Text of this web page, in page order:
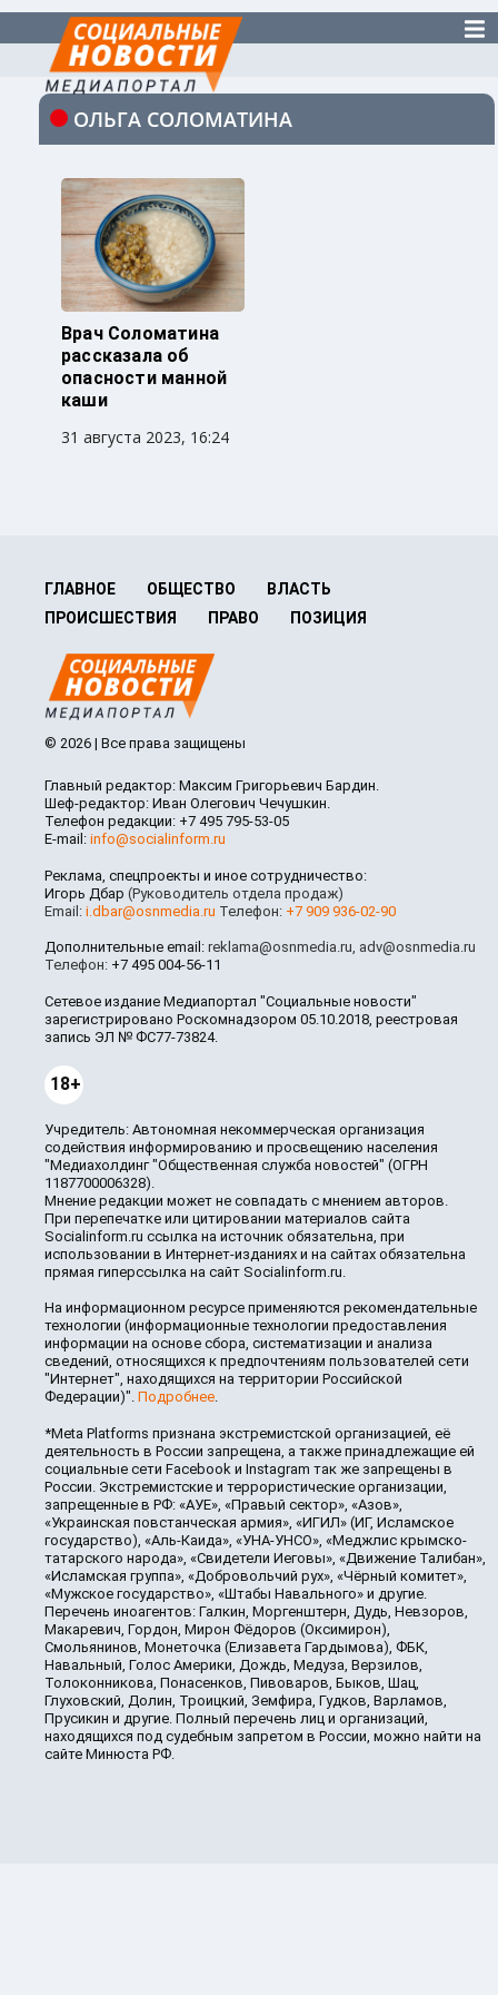
ОЛЬГА СОЛОМАТИНА
Врач Соломатина
рассказала об
опасности манной
каши
31 августа 2023, 16:24
ГЛАВНОЕ ОБЩЕСТВО
ВЛАСТЬ
ПРОИСШЕСТВИЯ
ПРАВО ПОЗИЦИЯ
© 2026 | Все права защищены
Главный редактор: Максим Григорьевич Бардин.
Шеф-редактор: Иван Олегович Чечушкин.
Телефон редакции: +7 495 795-53-05
E-mail: info@socialinform.ru
Реклама, спецпроекты и иное сотрудничество:
Игорь Дбар (Руководитель отдела продаж)
Email: i.dbar@osnmedia.ru Телефон: +7 909 936-02-90
Дополнительные email: reklama@osnmedia.ru, adv@osnmedia.ru
Телефон: +7 495 004-56-11
Сетевое издание Медиапортал "Социальные новости"
зарегистрировано Роскомнадзором 05.10.2018, реестровая
запись ЭЛ № ФС77-73824.
18+
Учредитель: Автономная некоммерческая организация
содействия информированию и просвещению населения
"Медиахолдинг "Общественная служба новостей" (ОГРН
1187700006328).
Мнение редакции может не совпадать с мнением авторов.
При перепечатке или цитировании материалов сайта
Socialinform.ru ссылка на источник обязательна, при
использовании в Интернет-изданиях и на сайтах обязательна
прямая гиперссылка на сайт Socialinform.ru.
На информационном ресурсе применяются рекомендательные
технологии (информационные технологии предоставления
информации на основе сбора, систематизации и анализа
сведений, относящихся к предпочтениям пользователей сети
"Интернет", находящихся на территории Российской
Федерации)". Подробнее.
*Meta Platforms признана экстремистской организацией, её
деятельность в России запрещена, а также принадлежащие ей
социальные сети Facebook и Instagram так же запрещены в
России. Экстремистские и террористические организации,
запрещенные в РФ: «АУЕ», «Правый сектор», «Азов»,
«Украинская повстанческая армия», «ИГИЛ» (ИГ, Исламское
государство), «Аль-Каида», «УНА-УНСО», «Меджлис крымско-
татарского народа», «Свидетели Иеговы», «Движение Талибан»,
«Исламская группа», «Добровольчий рух», «Чёрный комитет»,
«Мужское государство», «Штабы Навального» и другие.
Перечень иноагентов: Галкин, Моргенштерн, Дудь, Невзоров,
Макаревич, Гордон, Мирон Фёдоров (Оксимирон),
Смольянинов, Монеточка (Елизавета Гардымова), ФБК,
Навальный, Голос Америки, Дождь, Медуза, Верзилов,
Толоконникова, Понасенков, Пивоваров, Быков, Шац,
Глуховский, Долин, Троицкий, Земфира, Гудков, Варламов,
Прусикин и другие. Полный перечень лиц и организаций,
находящихся под судебным запретом в России, можно найти на
сайте Минюста РФ.